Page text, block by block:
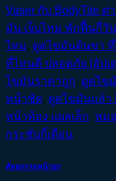
Vaser กับ BodyTite ต่
มัน เจ็บไหม พักฟื้นกี่วัน
ไหม, ดูดไขมันต้นขา
ที่ไหนดี ปลอดภัย [อัปเ
ไขมันราคาถูก, ดูดไข
หน้าชัด, ดูดไขมันแล้ว
หน้าท้อง แผลเล็ก, หม
กระชับกี่เดือน
ศัลยกรรมหน้าอก